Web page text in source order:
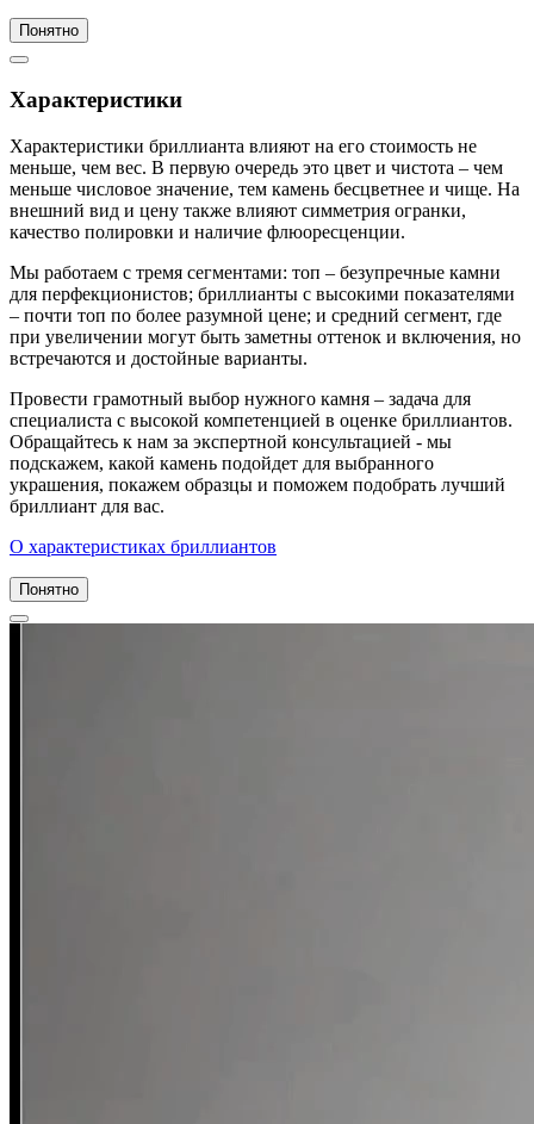
Понятно
Характеристики
Характеристики бриллианта влияют на его стоимость не
меньше, чем вес. В первую очередь это цвет и чистота – чем
меньше числовое значение, тем камень бесцветнее и чище. На
внешний вид и цену также влияют симметрия огранки,
качество полировки и наличие флюоресценции.
Мы работаем с тремя сегментами: топ – безупречные камни
для перфекционистов; бриллианты с высокими показателями
– почти топ по более разумной цене; и средний сегмент, где
при увеличении могут быть заметны оттенок и включения, но
встречаются и достойные варианты.
Провести грамотный выбор нужного камня – задача для
специалиста с высокой компетенцией в оценке бриллиантов.
Обращайтесь к нам за экспертной консультацией - мы
подскажем, какой камень подойдет для выбранного
украшения, покажем образцы и поможем подобрать лучший
бриллиант для вас.
О характеристиках бриллиантов
Понятно